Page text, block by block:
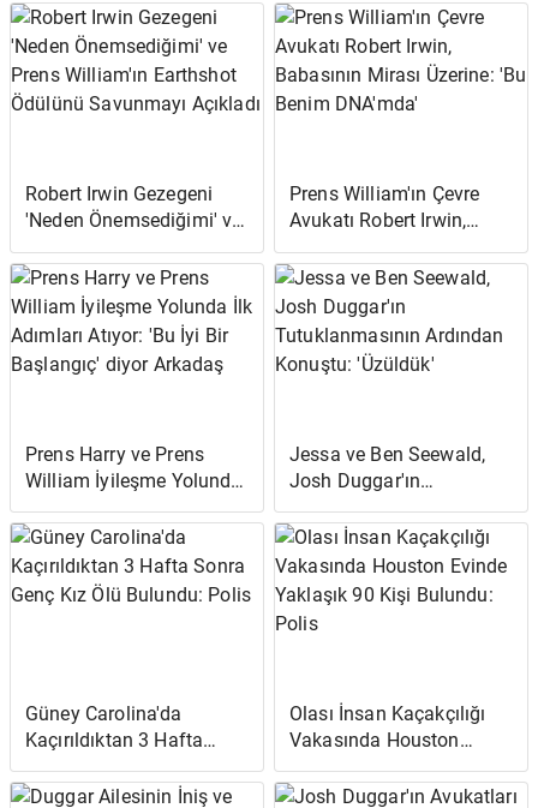
Philip'i Onurlandırdı
Elizabeth'i Nasıl
Onurlandırdı?
Robert Irwin Gezegeni
'Neden Önemsediğimi' ve
Prens William'ın
Earthshot Ödülünü
Savunmayı Açıkladı
Prens William'ın Çevre
Avukatı Robert Irwin,
Babasının Mirası Üzerine:
'Bu Benim DNA'mda'
Prens Harry ve Prens
William İyileşme Yolunda
İlk Adımları Atıyor: 'Bu İyi
Bir Başlangıç' diyor
Arkadaş
Jessa ve Ben Seewald,
Josh Duggar'ın
Tutuklanmasının
Ardından Konuştu:
'Üzüldük'
Güney Carolina'da
Kaçırıldıktan 3 Hafta
Sonra Genç Kız Ölü
Bulundu: Polis
Olası İnsan Kaçakçılığı
Vakasında Houston
Evinde Yaklaşık 90 Kişi
Bulundu: Polis